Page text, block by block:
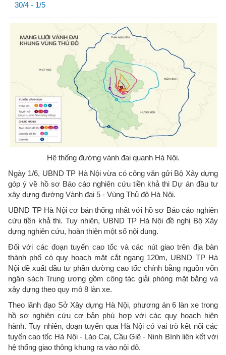
30/4 - 1/5
Hệ thống đường vành đai quanh Hà Nội.
Ngày 1/6, UBND TP Hà Nội vừa có công văn gửi Bộ Xây dựng
góp ý về hồ sơ Báo cáo nghiên cứu tiền khả thi Dự án đầu tư
xây dựng đường Vành đai 5 - Vùng Thủ đô Hà Nội.
UBND TP Hà Nội cơ bản thống nhất với hồ sơ Báo cáo nghiên
cứu tiền khả thi. Tuy nhiên, UBND TP Hà Nội đề nghị Bộ Xây
dựng nghiên cứu, hoàn thiện một số nội dung.
Đối với các đoạn tuyến cao tốc và các nút giao trên địa bàn
thành phố có quy hoạch mặt cắt ngang 120m, UBND TP Hà
Nội đề xuất đầu tư phần đường cao tốc chính bằng nguồn vốn
ngân sách Trung ương gồm công tác giải phóng mặt bằng và
xây dựng theo quy mô 8 làn xe.
Theo lãnh đạo Sở Xây dựng Hà Nội, phương án 6 làn xe trong
hồ sơ nghiên cứu cơ bản phù hợp với các quy hoạch hiện
hành. Tuy nhiên, đoạn tuyến qua Hà Nội có vai trò kết nối các
tuyến cao tốc Hà Nội - Lào Cai, Cầu Giẽ - Ninh Bình liên kết với
hệ thống giao thông khung ra vào nội đô.